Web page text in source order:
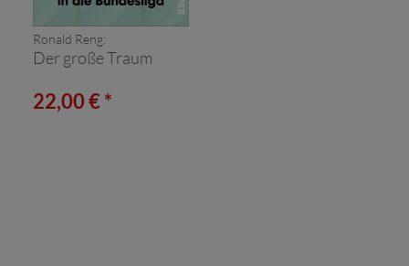
Ronald Reng:
Der große Traum
22,00 € *